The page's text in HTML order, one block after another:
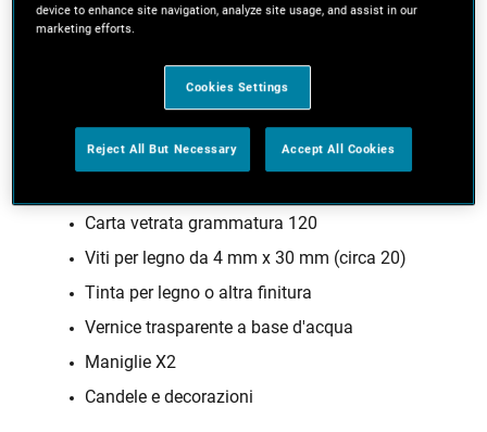
Di cosa hai bisogno:
3 assi di legno (ad esempio da un vecchio
pallet)
Carta vetrata grammatura 120
Viti per legno da 4 mm x 30 mm (circa 20)
Tinta per legno o altra finitura
Vernice trasparente a base d'acqua
Maniglie X2
Candele e decorazioni
device to enhance site navigation, analyze site usage, and assist in our
marketing efforts.
Cookies Settings
Reject All But Necessary Accept All Cookies